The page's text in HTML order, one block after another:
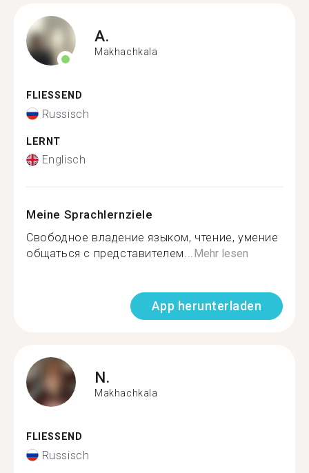
A.
Makhachkala
FLIESSEND
Russisch
LERNT
Englisch
Meine Sprachlernziele
Свободное владение языком, чтение, умение
общаться с представителем...Mehr lesen
App herunterladen
N.
Makhachkala
FLIESSEND
Russisch